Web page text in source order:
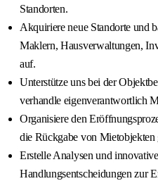
Standorten.
Akquiriere neue Standorte und
Maklern, Hausverwaltungen,
auf.
Unterstütze uns bei der
verhandle eigenverantwortlich
Organisiere den
die Rückgabe von Mietobjekten
Erstelle Analysen und
Handlungsentscheidungen zur